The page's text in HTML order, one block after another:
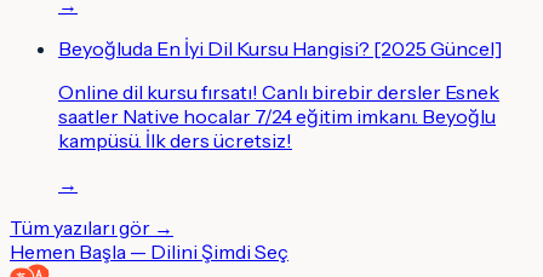
→
Beyoğluda En İyi Dil Kursu Hangisi? [2025 Güncel]
Online dil kursu fırsatı! Canlı birebir dersler Esnek
saatler Native hocalar 7/24 eğitim imkanı. Beyoğlu
kampüsü. İlk ders ücretsiz!
→
Tüm yazıları gör →
Hemen Başla — Dilini Şimdi Seç